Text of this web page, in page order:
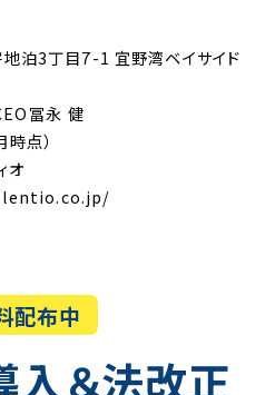
泊3丁目7-1 宜野湾ベイサイド
点）
オ
冨永 健
配布中
入＆法改正